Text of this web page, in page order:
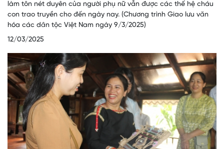
làm tôn nét duyên của người phụ nữ vẫn được các thế hệ cháu
con trao truyền cho đến ngày nay. (Chương trình Giao lưu văn
hóa các dân tộc Việt Nam ngày 9/3/2025)
12/03/2025